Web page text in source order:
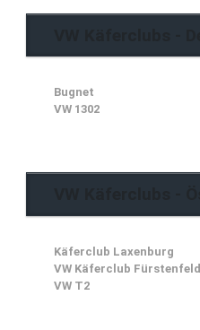
Bugnet
VW 1302
Käferclub Laxenburg
VW Käferclub Fürstenfeld
VW T2